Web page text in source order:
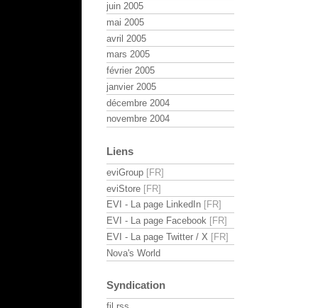
juin 2005
mai 2005
avril 2005
mars 2005
février 2005
janvier 2005
décembre 2004
novembre 2004
Liens
eviGroup
eviStore
EVI - La page LinkedIn
EVI - La page Facebook
EVI - La page Twitter / X
Nova's World
Syndication